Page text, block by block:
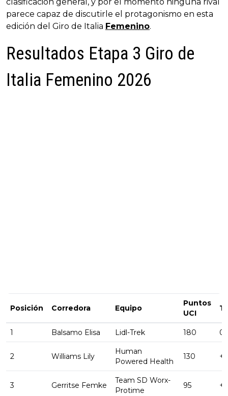
parece capaz de discutirle el protagonismo en esta
edición del Giro de Italia Femenino.
Resultados Etapa 3 Giro de
Italia Femenino 2026
Posición Corredora Equipo
Puntos
UCI
1 Balsamo Elisa Lidl-Trek 180
2 Williams Lily
Human
Powered Health
130 +
3 Gerritse Femke
Team SD Worx-
Protime
95 +